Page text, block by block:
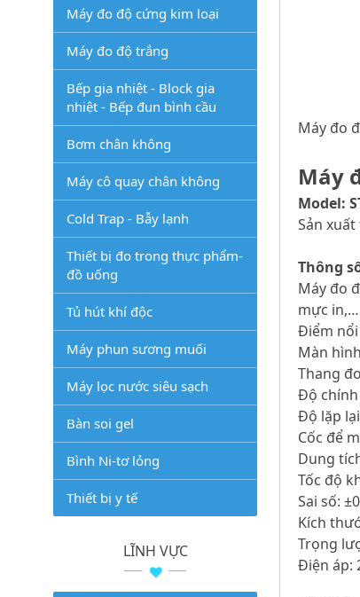
Máy đo
Máy
Model:
Sản
Thông
Máy đo
mực in,…
Điểm nổi
Màn
Thang
Độ chính
Độ lặp
Cốc để
Dung
Tốc độ
Sai số:
Kích
Trọng
Điện áp:
Máy đo độ cứng kim loại
Máy đo độ trắng
Bếp gia nhiệt - Block gia
nhiệt - Bếp đun bình cầu
Bơm chân không
Máy cô quay chân không
Cold Trap - Bẫy lạnh
Thiết bị đo trong thực phẩm-
đồ uống
Tủ hút khí độc
Máy phun sương muối
Máy lọc nước siêu sạch
Bàn soi gel
Bình Ni-tơ lỏng
Thiết bị y tế
LĨNH VỰC